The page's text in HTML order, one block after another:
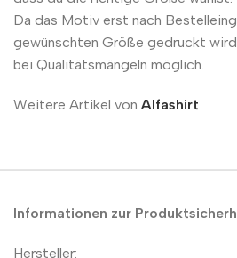
Da das Motiv erst nach
gewünschten Größe gedruckt
bei Qualitätsmängeln möglich.
Weitere Artikel von Alfashirt
Informationen zur
Hersteller: